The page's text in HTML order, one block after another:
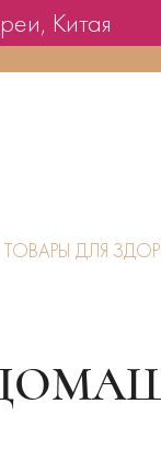
Китая
ТОВАРЫ ДЛЯ